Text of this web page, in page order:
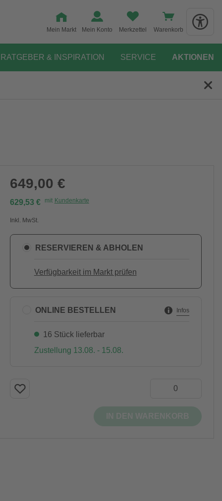
Mein Markt Mein Konto Merkzettel Warenkorb
RATGEBER & INSPIRATION SERVICE AKTIONEN
649,00 €
629,53 € mit Kundenkarte
Inkl. MwSt.
RESERVIEREN & ABHOLEN
Verfügbarkeit im Markt prüfen
ONLINE BESTELLEN Infos
16 Stück lieferbar
Zustellung 13.08. - 15.08.